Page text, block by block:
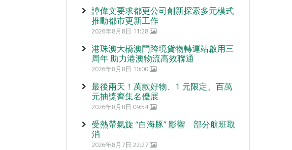
譚偉文要求都更公司創新探索多元模式
推動都市更新工作
2026年8月8日 11:28
港珠澳大橋澳門跨境貨物轉運站啟用三
周年 助力港澳物流高效聯通
2026年8月8日 10:00
最後兩天！萬款好物、1 元限定、百萬
元抽獎齊集名優展
2026年8月8日 09:54
受熱帶氣旋 “白海豚” 影響 部分航班取
消
2026年8月7日 22:27